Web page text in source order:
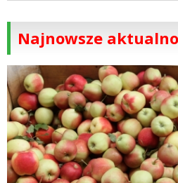
Najnowsze